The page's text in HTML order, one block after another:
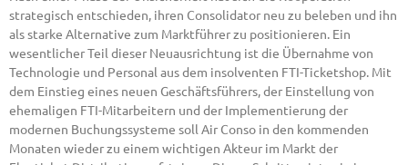
strategisch entschieden, ihren Consolidator neu zu beleben und ihn
als starke Alternative zum Marktführer zu positionieren. Ein
wesentlicher Teil dieser Neuausrichtung ist die Übernahme von
Technologie und Personal aus dem insolventen FTI-Ticketshop. Mit
dem Einstieg eines neuen Geschäftsführers, der Einstellung von
ehemaligen FTI-Mitarbeitern und der Implementierung der
modernen Buchungssysteme soll Air Conso in den kommenden
Monaten wieder zu einem wichtigen Akteur im Markt der